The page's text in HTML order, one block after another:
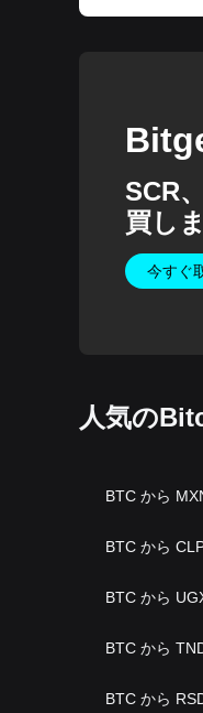
SCR
買し
今すぐ
人気の
BTC から
BTC から
BTC から
BTC から
BTC から